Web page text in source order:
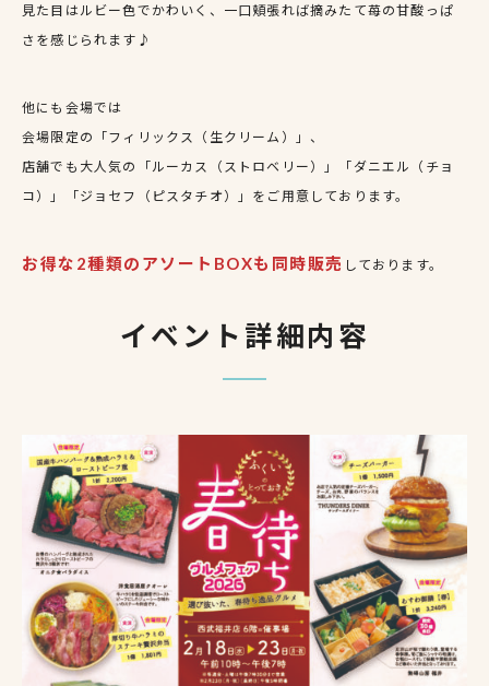
見た目はルビー色でかわいく、一口頬張れば摘みたて苺の甘酸っぱ
さを感じられます♪
他にも会場では
会場限定の「フィリックス（生クリーム）」、
店舗でも大人気の「ルーカス（ストロベリー）」「ダニエル（チョ
コ）」「ジョセフ（ピスタチオ）」をご用意しております。
お得な2種類のアソートBOXも同時販売 しております。
イベント詳細内容